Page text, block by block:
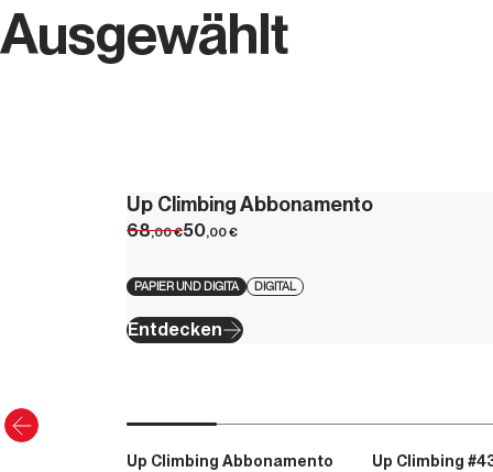
Ausgewählt
Up Climbing Abbonamento
68,00€50,00€
PAPIER UND DIGITA DIGITAL
Entdecken
Up Climbing Abbonamento
Up Climbing